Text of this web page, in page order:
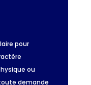
pour
ou
demande